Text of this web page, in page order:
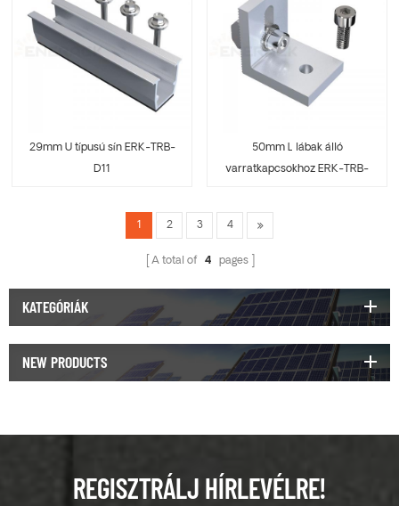
29mm U típusú sín ERK-TRB-
D11
50mm L lábak álló
varratkapcsokhoz ERK-TRB-
1 2 3 4
A total of 4 pages
KATEGÓRIÁK
NEW PRODUCTS
REGISZTRÁLJ HÍRLEVÉLRE!